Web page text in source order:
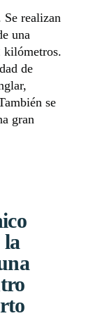
Se realizan
una
kilómetros.
de
se
gran
la